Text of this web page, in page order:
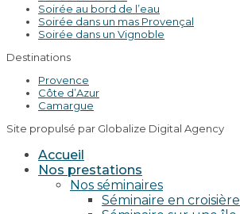
Soirée au bord de l’eau
Soirée dans un mas Provençal
Soirée dans un Vignoble
Destinations
Provence
Côte d’Azur
Camargue
Site propulsé par Globalize Digital Agency
Accueil
Nos prestations
Nos séminaires
Séminaire en croisière